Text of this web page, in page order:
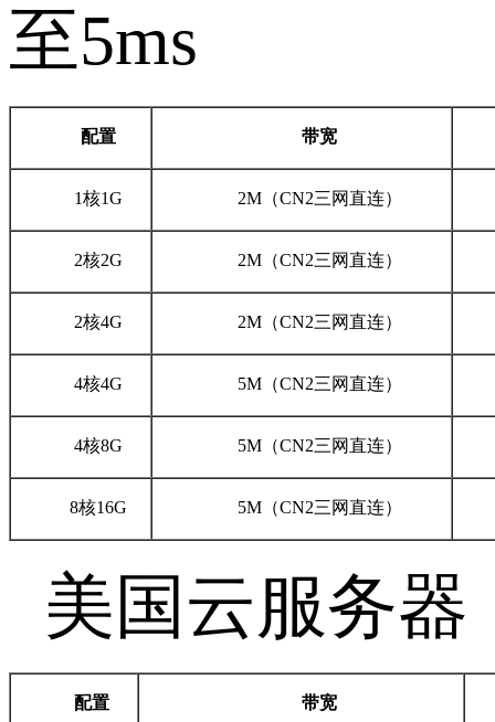
至5ms
配置 带宽
1核1G 2M（CN2三网直连）
2核2G 2M（CN2三网直连）
2核4G 2M（CN2三网直连）
4核4G 5M（CN2三网直连）
4核8G 5M（CN2三网直连）
8核16G 5M（CN2三网直连）
美国云服务器
配置 带宽